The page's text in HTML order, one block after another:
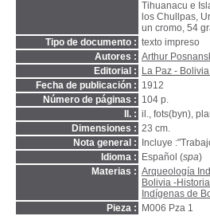
Tihuanacu e
los Chullpas,
un cromo, 54
Tipo de documento : texto impreso
Autores : Arthur
Editorial :
La Paz -
Fecha de publicación : 1912
Número de páginas : 104 p.
Il. : il., fots(byn),
Dimensiones : 23 cm.
Nota general :
Incluye
Idioma :
Español (spa)
Materias : Arqueología
Bolivia -
Indígenas de
Pieza :
M006 Pza 1